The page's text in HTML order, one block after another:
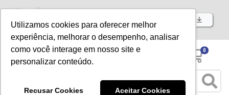
Utilizamos cookies para oferecer melhor
experiência, melhorar o desempenho, analisar
como você interage em nosso site e
personalizar conteúdo.
Recusar Cookies Aceitar Cookies
Baixe já nosso APP
0